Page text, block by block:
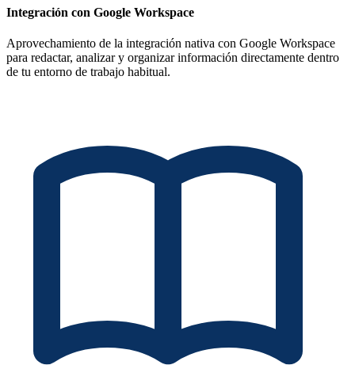
Integración con Google Workspace
Aprovechamiento de la integración nativa con Google Workspace
para redactar, analizar y organizar información directamente dentro
de tu entorno de trabajo habitual.